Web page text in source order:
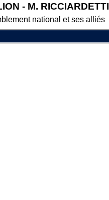
- M. RICCIARDETTI
national et ses alliés